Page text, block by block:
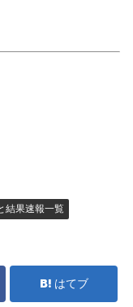
結果速報一覧
はてブ